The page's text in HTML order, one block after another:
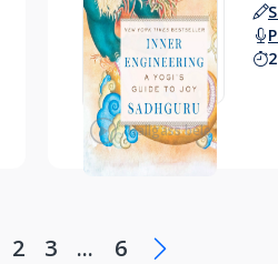
Hallgass bele
2 3 ... 6